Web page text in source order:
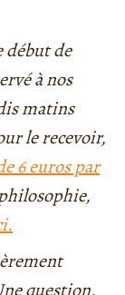
début de
à nos
matins
le recevoir,
6 euros par
question,